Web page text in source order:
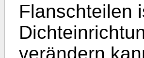
Flanschteilen
verändern